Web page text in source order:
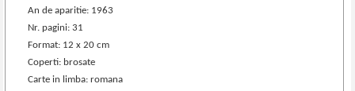
An de aparitie: 1963
Nr. pagini: 31
Format: 12 x 20 cm
Coperti: brosate
Carte in limba: romana